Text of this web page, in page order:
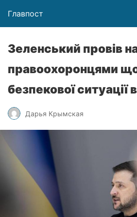
Главпост
Зеленський провів
правоохоронцями
безпекової ситуації
Дарья Крымская